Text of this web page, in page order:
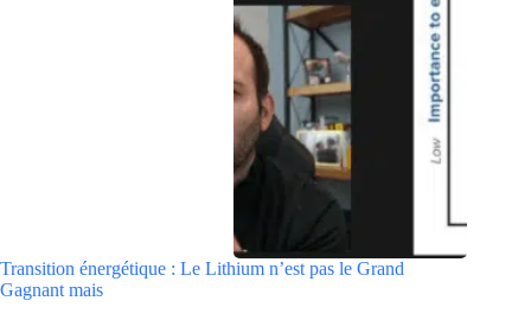
Transition énergétique : Le Lithium n’est pas le Grand
Gagnant mais